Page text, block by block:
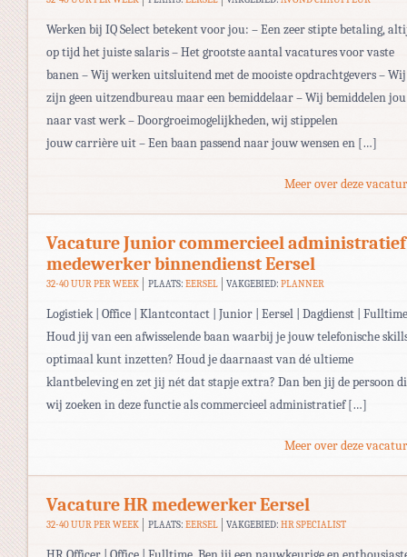
Werken bij IQ Select betekent voor jou: – Een zeer stipte betaling,
op tijd het juiste salaris – Het grootste aantal vacatures voor vaste
banen – Wij werken uitsluitend met de mooiste opdrachtgevers – Wij
zijn geen uitzendbureau maar een bemiddelaar – Wij bemiddelen jou
naar vast werk – Doorgroeimogelijkheden, wij stippelen
jouw carrière uit – Een baan passend naar jouw wensen en […]
Meer over deze
Vacature Junior commercieel administratief
medewerker binnendienst Eersel
32-40 UUR PER WEEK PLAATS: EERSEL VAKGEBIED:PLANNER
Logistiek | Office | Klantcontact | Junior | Eersel | Dagdienst |
Houd jij van een afwisselende baan waarbij je jouw telefonische
optimaal kunt inzetten? Houd je daarnaast van dé ultieme
klantbeleving en zet jij nét dat stapje extra? Dan ben jij de persoon
wij zoeken in deze functie als commercieel administratief […]
Meer over deze
Vacature HR medewerker Eersel
32-40 UUR PER WEEK PLAATS: EERSEL VAKGEBIED:HR SPECIALIST